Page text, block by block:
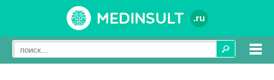
Medinsult .ru